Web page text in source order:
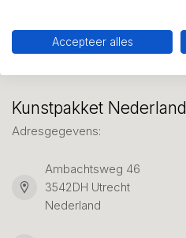
Kunstpakket Nederland
Adresgegevens:
Ambachtsweg 46
3542DH Utrecht
Nederland
Accepteer alles